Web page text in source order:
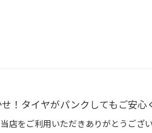
！タイヤがパンクしてもご安心